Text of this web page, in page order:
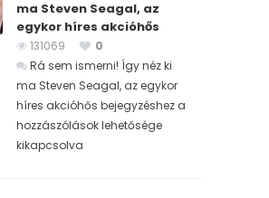
ma Steven Seagal, az
egykor híres akcióhős
131069
0
Rá sem ismerni! Így néz ki
ma Steven Seagal, az egykor
híres akcióhős bejegyzéshez a
hozzászólások lehetősége
kikapcsolva